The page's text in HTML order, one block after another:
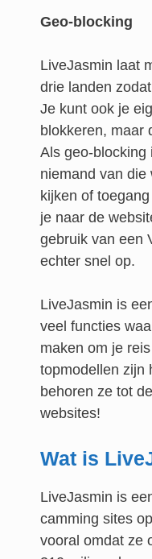
Geo-blocking
LiveJasmin laat
drie landen
Je kunt ook je
blokkeren, maar
Als geo-blocking
niemand van die
kijken of
je naar de
gebruik van een
echter snel op.
LiveJasmin is
veel functies
maken om je
topmodellen zijn
behoren ze tot
websites!
Wat is
LiveJasmin is
camming sites
vooral omdat ze